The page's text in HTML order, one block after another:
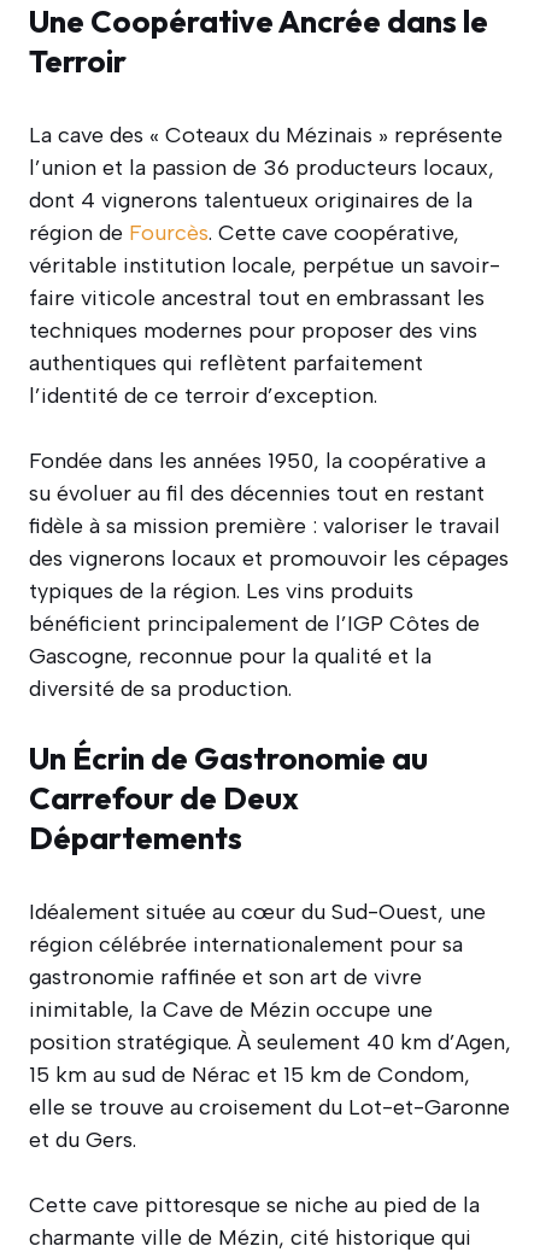
Une Coopérative Ancrée dans le
Terroir
La cave des « Coteaux du Mézinais » représente
l’union et la passion de 36 producteurs locaux,
dont 4 vignerons talentueux originaires de la
région de Fourcès. Cette cave coopérative,
véritable institution locale, perpétue un savoir-
faire viticole ancestral tout en embrassant les
techniques modernes pour proposer des vins
authentiques qui reflètent parfaitement
l’identité de ce terroir d’exception.
Fondée dans les années 1950, la coopérative a
su évoluer au fil des décennies tout en restant
fidèle à sa mission première : valoriser le travail
des vignerons locaux et promouvoir les cépages
typiques de la région. Les vins produits
bénéficient principalement de l’IGP Côtes de
Gascogne, reconnue pour la qualité et la
diversité de sa production.
Un Écrin de Gastronomie au
Carrefour de Deux
Départements
Idéalement située au cœur du Sud-Ouest, une
région célébrée internationalement pour sa
gastronomie raffinée et son art de vivre
inimitable, la Cave de Mézin occupe une
position stratégique. À seulement 40 km d’Agen,
15 km au sud de Nérac et 15 km de Condom,
elle se trouve au croisement du Lot-et-Garonne
et du Gers.
Cette cave pittoresque se niche au pied de la
charmante ville de Mézin, cité historique qui